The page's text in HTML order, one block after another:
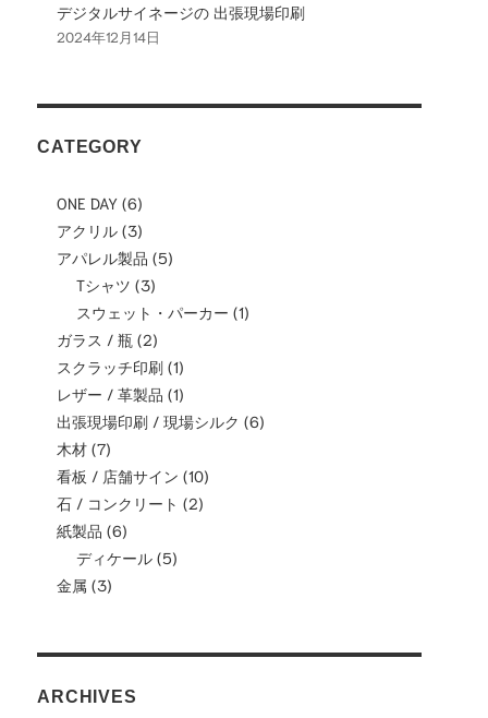
デジタルサイネージの 出張現場印刷
2024年12月14日
CATEGORY
ONE DAY (6)
アクリル (3)
アパレル製品 (5)
Tシャツ (3)
スウェット・パーカー (1)
ガラス / 瓶 (2)
スクラッチ印刷 (1)
レザー / 革製品 (1)
出張現場印刷 / 現場シルク (6)
木材 (7)
看板 / 店舗サイン (10)
石 / コンクリート (2)
紙製品 (6)
ディケール (5)
金属 (3)
ARCHIVES